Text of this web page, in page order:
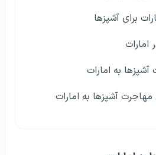
برای آشپزها
امارات
به امارات
آشپزها به امارات